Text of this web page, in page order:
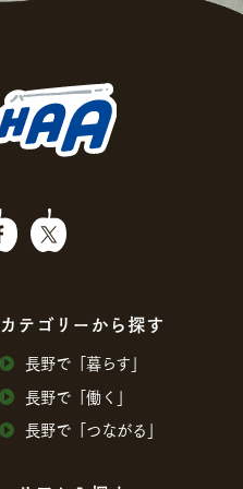
カテゴリーから探す
⻑野で「暮らす」
⻑野で「働く」
⻑野で「つながる」